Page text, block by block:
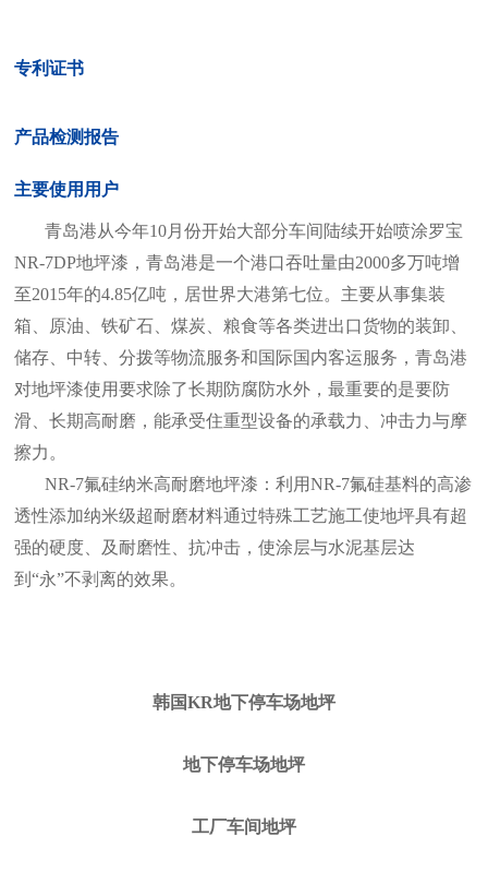
专利证书
产品检测报告
主要使用用户
青岛港从今年10月份开始大部分车间陆续开始喷涂罗宝
NR-7DP地坪漆，青岛港是一个港口吞吐量由2000多万吨增
至2015年的4.85亿吨，居世界大港第七位。主要从事集装
箱、原油、铁矿石、煤炭、粮食等各类进出口货物的装卸、
储存、中转、分拨等物流服务和国际国内客运服务，青岛港
对地坪漆使用要求除了长期防腐防水外，最重要的是要防
滑、长期高耐磨，能承受住重型设备的承载力、冲击力与摩
擦力。
NR-7氟硅纳米高耐磨地坪漆：利用NR-7氟硅基料的高渗
透性添加纳米级超耐磨材料通过特殊工艺施工使地坪具有超
强的硬度、及耐磨性、抗冲击，使涂层与水泥基层达
到“永”不剥离的效果。
韩国KR地下停车场地坪
地下停车场地坪
工厂车间地坪